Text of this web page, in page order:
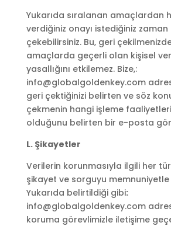
Yukarıda sıralanan amaçlardan
verdiğiniz onayı istediğiniz zaman
çekebilirsiniz. Bu, geri
amaçlarda geçerli olan kişisel
yasallığını etkilemez. Bize,:
info@globalgoldenkey.com
geri çektiğinizi belirten ve söz
çekmenin hangi işleme
olduğunu belirten bir e-posta
L. Şikayetler
Verilerin korunmasıyla ilgili her
şikayet ve sorguyu memnuniyetle
Yukarıda belirtildiği gibi:
info@globalgoldenkey.com
koruma görevlimizle iletişime